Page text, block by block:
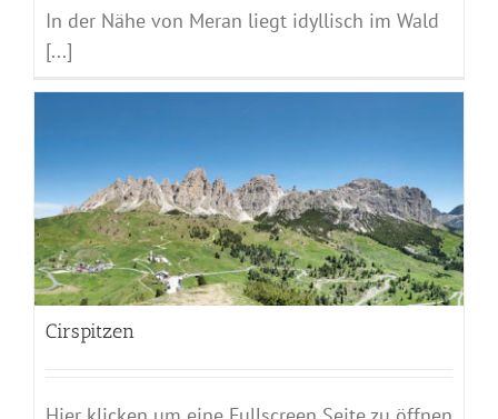
In der Nähe von Meran liegt idyllisch im Wald
[...]
Cirspitzen